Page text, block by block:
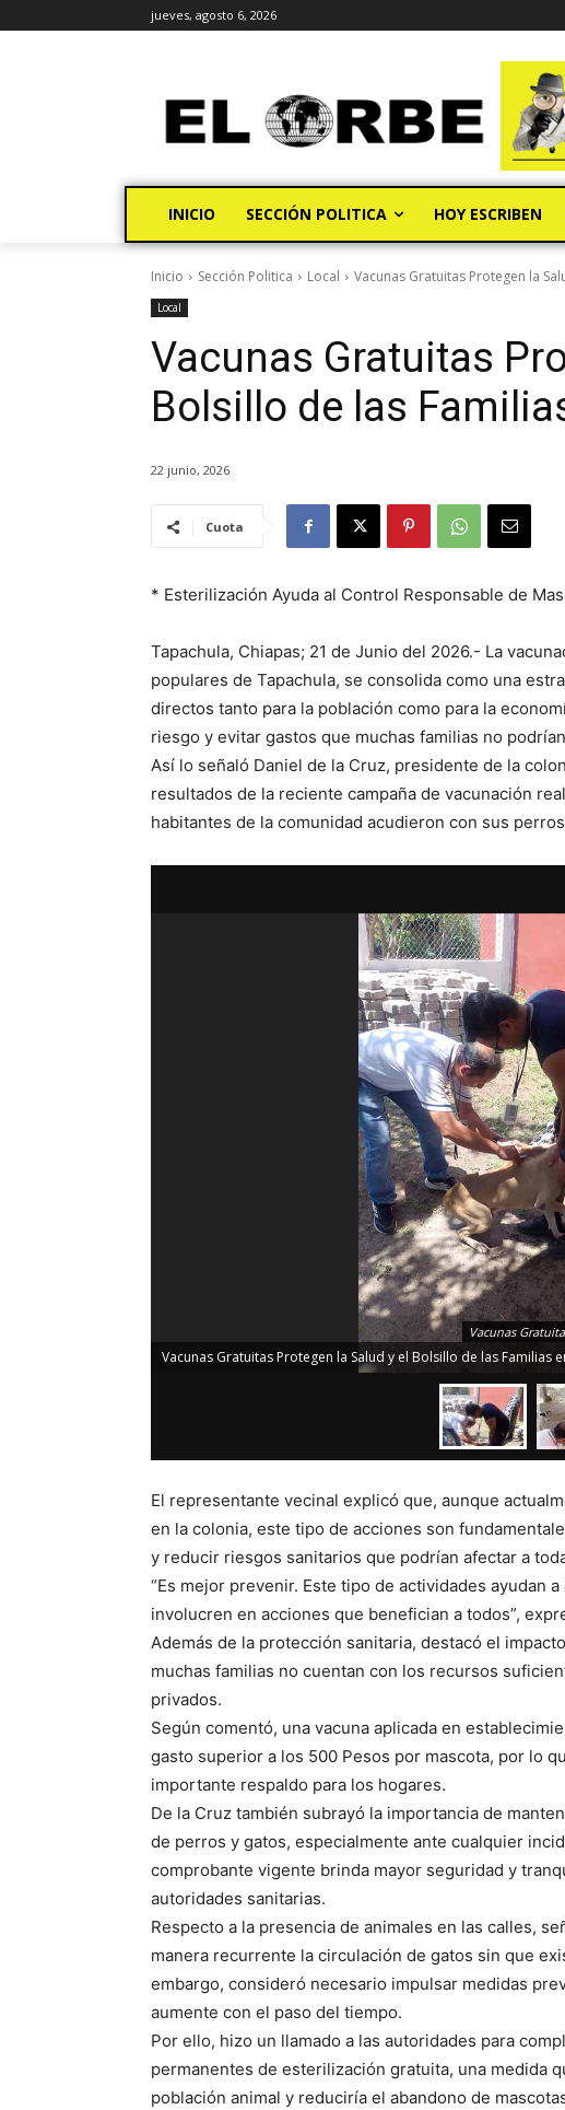
jueves, agosto 6, 2026
INICIO SECCIÓN POLITICA HOY ESCRIBEN
Inicio Sección Politica Local Vacunas Gratuitas Protegen la
Local
Vacunas Gratuitas
Bolsillo de las
22 junio, 2026
Cuota
* Esterilización Ayuda al Control Responsable de
Tapachula, Chiapas; 21 de Junio del 2026.- La
populares de Tapachula, se consolida como una
directos tanto para la población como para la
riesgo y evitar gastos que muchas familias no
Así lo señaló Daniel de la Cruz, presidente de la
resultados de la reciente campaña de vacunación
habitantes de la comunidad acudieron con sus
Vacunas
Vacunas Gratuitas Protegen la Salud y el Bolsillo de las Familias
El representante vecinal explicó que, aunque
en la colonia, este tipo de acciones son
y reducir riesgos sanitarios que podrían afectar a
“Es mejor prevenir. Este tipo de actividades ayudan
involucren en acciones que benefician a todos”,
Además de la protección sanitaria, destacó el
muchas familias no cuentan con los recursos
privados.
Según comentó, una vacuna aplicada en
gasto superior a los 500 Pesos por mascota, por lo
importante respaldo para los hogares.
De la Cruz también subrayó la importancia de
de perros y gatos, especialmente ante cualquier
comprobante vigente brinda mayor seguridad y
autoridades sanitarias.
Respecto a la presencia de animales en las calles,
manera recurrente la circulación de gatos sin que
embargo, consideró necesario impulsar medidas
aumente con el paso del tiempo.
Por ello, hizo un llamado a las autoridades para
permanentes de esterilización gratuita, una medida
población animal y reduciría el abandono de